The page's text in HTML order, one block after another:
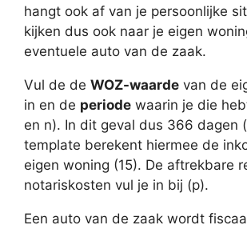
hangt ook af van je persoonlijke
kijken dus ook naar je eigen
eventuele auto van de zaak.
Vul de de WOZ-waarde van de
in en de periode waarin je die
en n). In dit geval dus 366 dagen
template berekent hiermee de
eigen woning (15). De aftrekbare
notariskosten vul je in bij (p).
Een auto van de zaak wordt